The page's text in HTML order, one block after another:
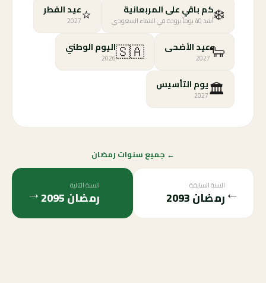
❄️كم باقي على المربعانية
أشد 40 يوماً برودة في الشتاء السعودي ⭐عيد الفطر
2027
🐑عيد الأضحى
2027
🇸🇦اليوم الوطني
2026
🏛️يوم التأسيس
2027
← جميع سنوات رمضان
← السنة السابقة
رمضان2093
السنة التالية
رمضان2095
→